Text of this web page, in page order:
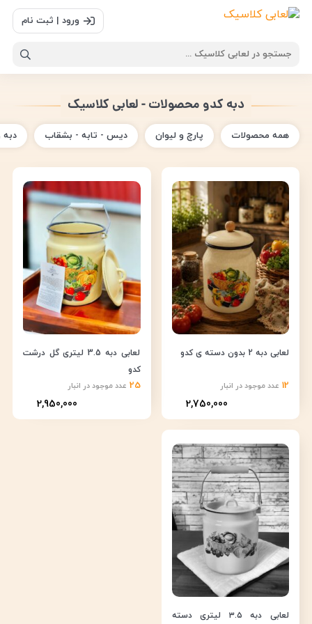
ورود | ثبت نام
دبه کدو محصولات - لعابی کلاسیک
همه محصولات پارچ و لیوان دیس - تابه - بشقاب
12 عدد موجود در انبار
لعابی دبه 2 بدون دسته ی کدو
2,750,000
25 عدد موجود در انبار
لعابی دبه 3.5 لیتری گل درشت
کدو
2,950,000
لعابی دبه ۳.۵ لیتری دسته